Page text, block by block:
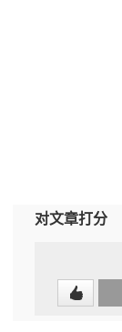
对文章打分